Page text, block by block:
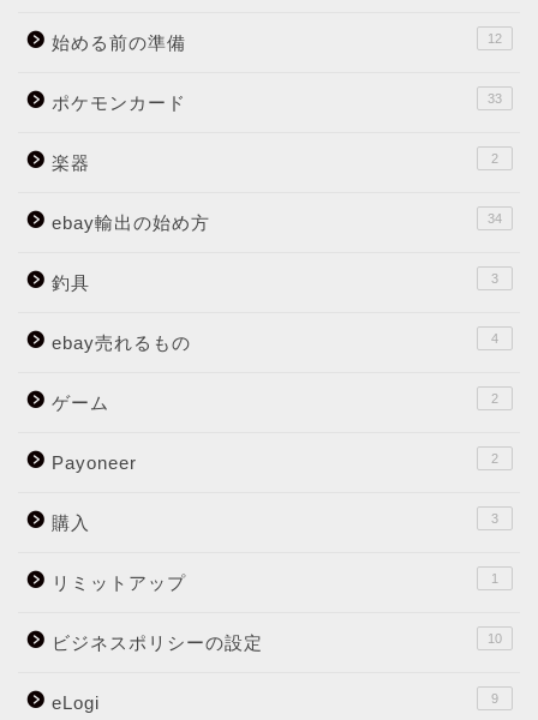
始める前の準備 12
ポケモンカード 33
楽器 2
ebay輸出の始め方 34
釣具 3
ebay売れるもの 4
ゲーム 2
Payoneer 2
購入 3
リミットアップ 1
ビジネスポリシーの設定 10
eLogi 9